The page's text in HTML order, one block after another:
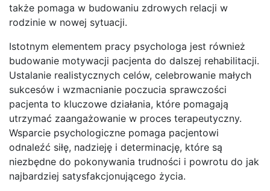
także pomaga w budowaniu zdrowych relacji w
rodzinie w nowej sytuacji.
Istotnym elementem pracy psychologa jest również
budowanie motywacji pacjenta do dalszej rehabilitacji.
Ustalanie realistycznych celów, celebrowanie małych
sukcesów i wzmacnianie poczucia sprawczości
pacjenta to kluczowe działania, które pomagają
utrzymać zaangażowanie w proces terapeutyczny.
Wsparcie psychologiczne pomaga pacjentowi
odnaleźć siłę, nadzieję i determinację, które są
niezbędne do pokonywania trudności i powrotu do jak
najbardziej satysfakcjonującego życia.